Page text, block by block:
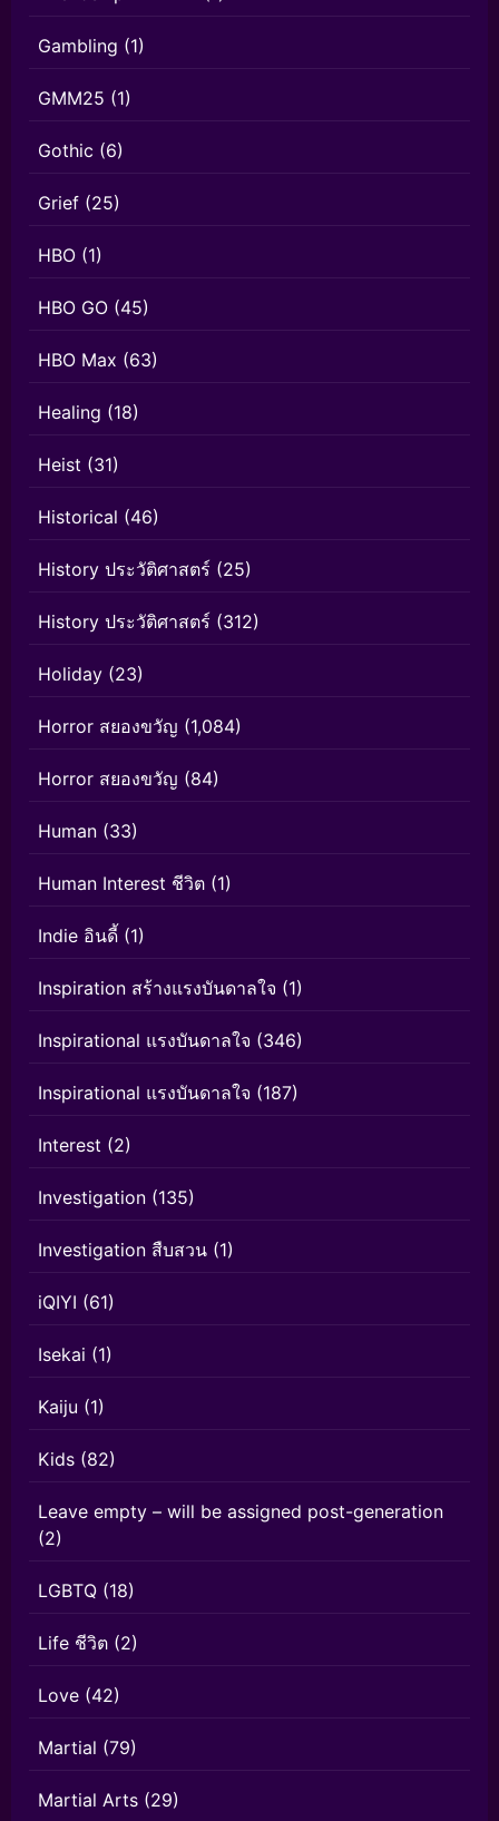
Gambling (1)
GMM25 (1)
Gothic (6)
Grief (25)
HBO (1)
HBO GO (45)
HBO Max (63)
Healing (18)
Heist (31)
Historical (46)
History ประวัติศาสตร์ (25)
History ประวัติศาสตร์ (312)
Holiday (23)
Horror สยองขวัญ (1,084)
Horror สยองขวัญ (84)
Human (33)
Human Interest ชีวิต (1)
Indie อินดี้ (1)
Inspiration สร้างแรงบันดาลใจ (1)
Inspirational แรงบันดาลใจ (346)
Inspirational แรงบันดาลใจ (187)
Interest (2)
Investigation (135)
Investigation สืบสวน (1)
iQIYI (61)
Isekai (1)
Kaiju (1)
Kids (82)
Leave empty – will be assigned post-generation
(2)
LGBTQ (18)
Life ชีวิต (2)
Love (42)
Martial (79)
Martial Arts (29)